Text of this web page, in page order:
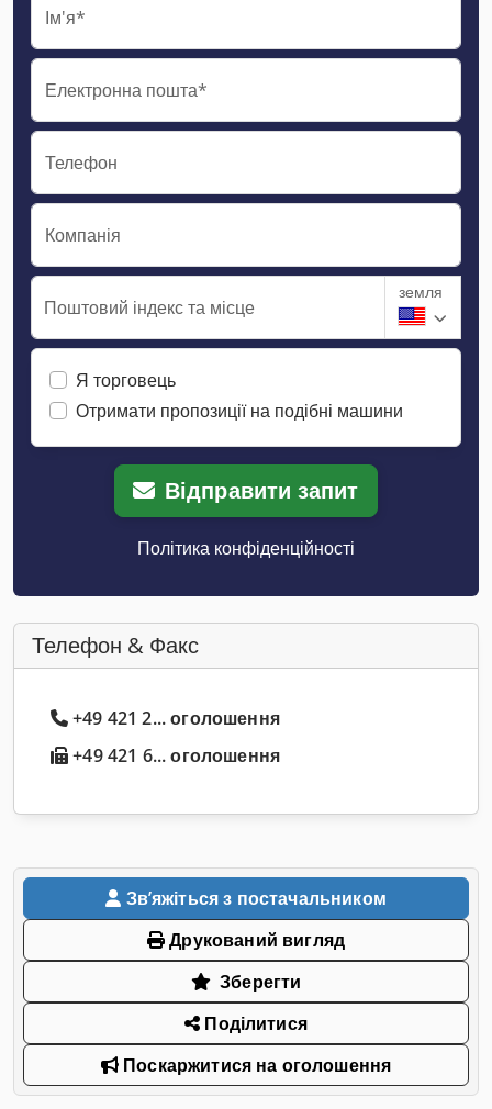
Ім'я*
Електронна пошта*
Телефон
Компанія
Поштовий індекс та місце
земля
Я торговець
Отримати пропозиції на подібні машини
Відправити запит
Політика конфіденційності
Телефон & Факс
+49 421 2... оголошення
+49 421 6... оголошення
Звʼяжіться з постачальником
Друкований вигляд
Зберегти
Поділитися
Поскаржитися на оголошення